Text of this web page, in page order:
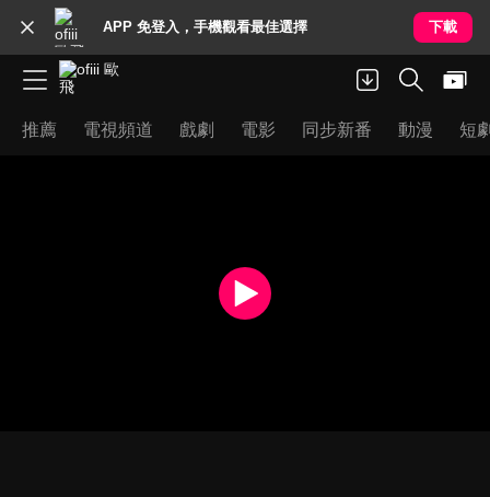
APP 免登入，手機觀看最佳選擇 下載
推薦 電視頻道 戲劇 電影 同步新番 動漫 短